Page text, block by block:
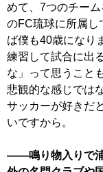
めて、7つのチー
のFC琉球に所属し
ば僕も40歳になり
練習して試合に出
な」って思うこと
悲観的な感じでは
サッカーが好きだ
いですから。
――鳴り物入りで